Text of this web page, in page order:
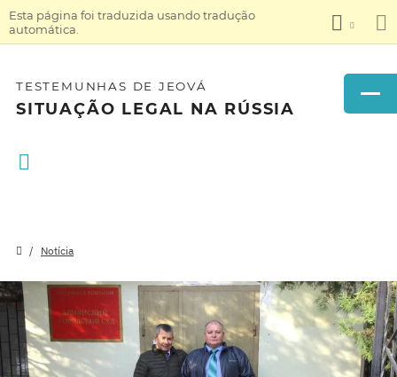
Esta página foi traduzida usando tradução
automática.
TESTEMUNHAS DE JEOVÁ
SITUAÇÃO LEGAL NA RÚSSIA
Notícia